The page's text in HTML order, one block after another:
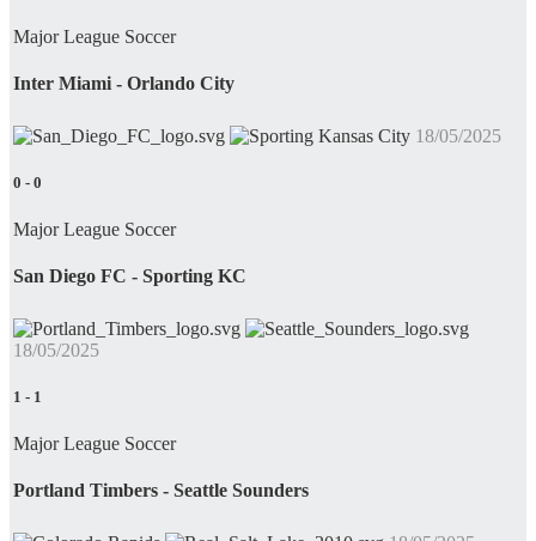
Major League Soccer
Inter Miami - Orlando City
18/05/2025
0 - 0
Major League Soccer
San Diego FC - Sporting KC
18/05/2025
1 - 1
Major League Soccer
Portland Timbers - Seattle Sounders